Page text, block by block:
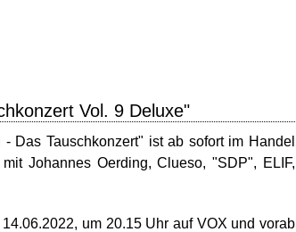
Vol. 9 Deluxe"
Das Tauschkonzert" ist ab sofort im Handel
Johannes Oerding, Clueso, "SDP", ELIF,
um 20.15 Uhr auf VOX und vorab